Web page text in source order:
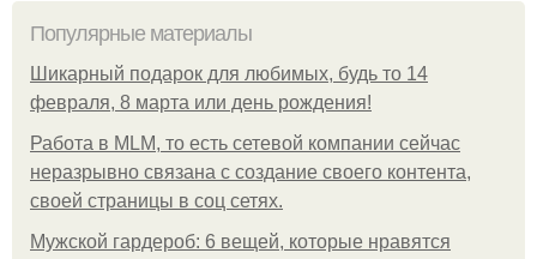
Популярные материалы
Шикарный подарок для любимых, будь то 14
февраля, 8 марта или день рождения!
Работа в MLM, то есть сетевой компании сейчас
неразрывно связана с создание своего контента,
своей страницы в соц сетях.
Мужской гардероб: 6 вещей, которые нравятся